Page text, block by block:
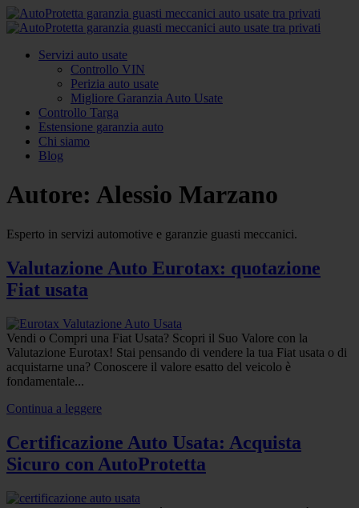
Servizi auto usate
Controllo VIN
Perizia auto usate
Migliore Garanzia Auto Usate
Controllo Targa
Estensione garanzia auto
Chi siamo
Blog
Autore: Alessio Marzano
Esperto in servizi automotive e garanzie guasti meccanici.
Valutazione Auto Eurotax: quotazione
Fiat usata
Vendi o Compri una Fiat Usata? Scopri il Suo Valore con la
Valutazione Eurotax! Stai pensando di vendere la tua Fiat usata o di
acquistarne una? Conoscere il valore esatto del veicolo è
fondamentale...
Continua a leggere
Certificazione Auto Usata: Acquista
Sicuro con AutoProtetta